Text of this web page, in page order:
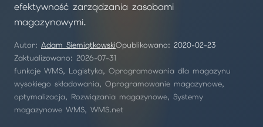
efektywność zarządzania zasobami
magazynowymi.
Autor: Adam SiemiątkowskiOpublikowano: 2020-02-23
Zaktualizowano: 2026-07-31
funkcje WMS, Logistyka, Oprogramowania dla magazynu
wysokiego składowania, Oprogramowanie magazynowe,
optymalizacja, Rozwiązania magazynowe, Systemy
magazynowe WMS, WMS.net